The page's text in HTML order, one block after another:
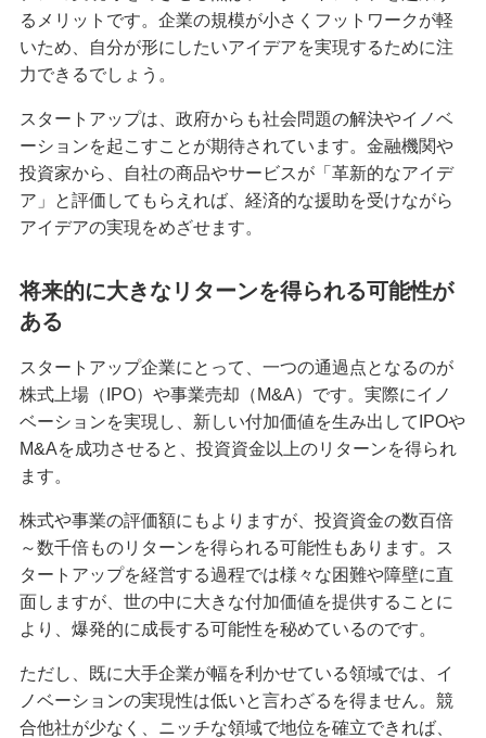
るメリットです。企業の規模が小さくフットワークが軽
いため、自分が形にしたいアイデアを実現するために注
力できるでしょう。
スタートアップは、政府からも社会問題の解決やイノベ
ーションを起こすことが期待されています。金融機関や
投資家から、自社の商品やサービスが「革新的なアイデ
ア」と評価してもらえれば、経済的な援助を受けながら
アイデアの実現をめざせます。
将来的に大きなリターンを得られる可能性が
ある
スタートアップ企業にとって、一つの通過点となるのが
株式上場（IPO）や事業売却（M&A）です。実際にイノ
ベーションを実現し、新しい付加価値を生み出してIPOや
M&Aを成功させると、投資資金以上のリターンを得られ
ます。
株式や事業の評価額にもよりますが、投資資金の数百倍
～数千倍ものリターンを得られる可能性もあります。ス
タートアップを経営する過程では様々な困難や障壁に直
面しますが、世の中に大きな付加価値を提供することに
より、爆発的に成長する可能性を秘めているのです。
ただし、既に大手企業が幅を利かせている領域では、イ
ノベーションの実現性は低いと言わざるを得ません。競
合他社が少なく、ニッチな領域で地位を確立できれば、